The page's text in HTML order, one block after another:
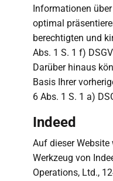
Informationen
optimal
berechtigten und
Abs. 1 S. 1 f)
Darüber hinaus
Basis Ihrer
6 Abs. 1 S. 1 a)
Indeed
Auf dieser Website
Werkzeug von
Operations, Ltd.,